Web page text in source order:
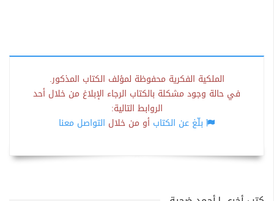
الملكية الفكرية محفوظة لمؤلف الكتاب المذكور.
في حالة وجود مشكلة بالكتاب الرجاء الإبلاغ من خلال أحد
الروابط التالية:
بلّغ عن الكتاب أو من خلال التواصل معنا